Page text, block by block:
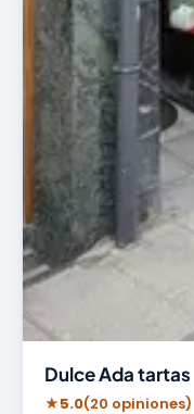
Dulce Ada tartas
★5.0(20 opiniones)